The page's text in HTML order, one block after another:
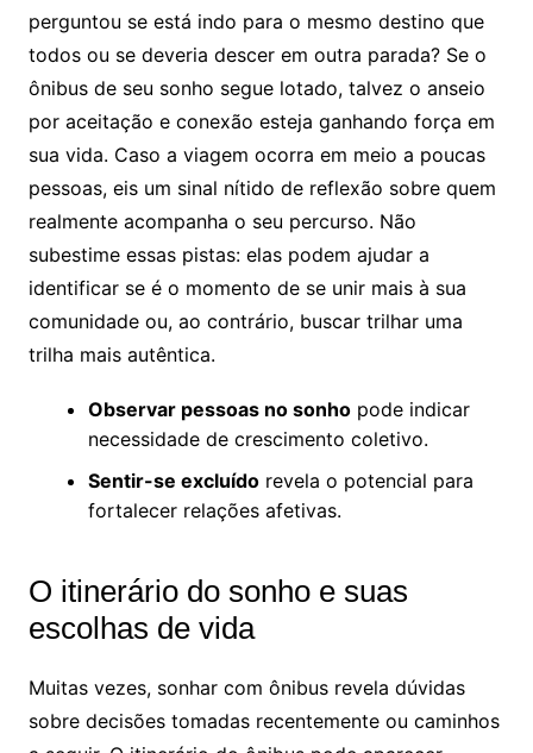
perguntou se está indo para o mesmo destino que
todos ou se deveria descer em outra parada? Se o
ônibus de seu sonho segue lotado, talvez o anseio
por aceitação e conexão esteja ganhando força em
sua vida. Caso a viagem ocorra em meio a poucas
pessoas, eis um sinal nítido de reflexão sobre quem
realmente acompanha o seu percurso. Não
subestime essas pistas: elas podem ajudar a
identificar se é o momento de se unir mais à sua
comunidade ou, ao contrário, buscar trilhar uma
trilha mais autêntica.
Observar pessoas no sonhopode indicar
necessidade de crescimento coletivo.
Sentir-se excluídorevela o potencial para
fortalecer relações afetivas.
O itinerário do sonho e suas
escolhas de vida
Muitas vezes, sonhar com ônibus revela dúvidas
sobre decisões tomadas recentemente ou caminhos